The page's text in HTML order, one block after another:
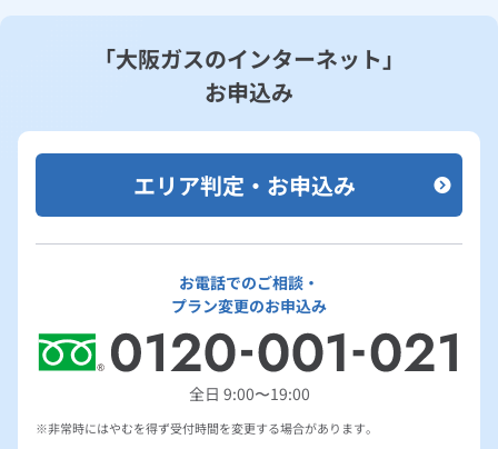
「大阪ガスのインターネット」
お申込み
エリア判定・お申込み
お電話でのご相談・
プラン変更のお申込み
全日 9:00〜19:00
非常時にはやむを得ず受付時間を変更する場合があります。